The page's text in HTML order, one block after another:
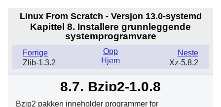
Linux From Scratch - Versjon 13.0-systemd
Kapittel 8. Installere grunnleggende
systemprogramvare
Forrige
Zlib-1.3.2
Neste
Xz-5.8.2
Opp
Hjem
8.7. Bzip2-1.0.8
Bzip2 pakken inneholder programmer for